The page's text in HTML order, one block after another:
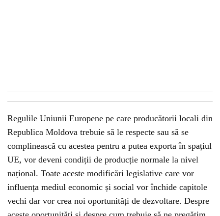
Regulile Uniunii Europene pe care producătorii locali din
Republica Moldova trebuie să le respecte sau să se
complinească cu acestea pentru a putea exporta în spațiul
UE, vor deveni condiții de producție normale la nivel
național. Toate aceste modificări legislative care vor
influența mediul economic și social vor închide capitole
vechi dar vor crea noi oportunități de dezvoltare. Despre